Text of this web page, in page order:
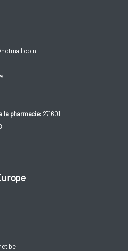
la pharmacie:271601